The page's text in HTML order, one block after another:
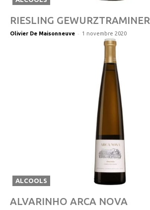
RIESLING GEWURZTRAMINER
Olivier De Maisonneuve - 1 novembre 2020
ALCOOLS
ALVARINHO ARCA NOVA